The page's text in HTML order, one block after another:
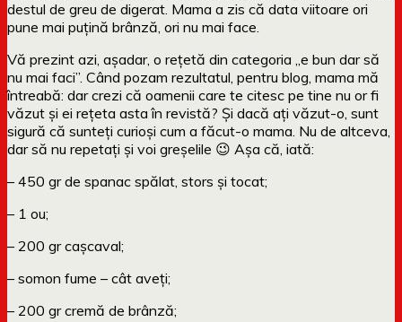
destul de greu de digerat. Mama a zis că data viitoare ori
pune mai puțină brânză, ori nu mai face.
Vă prezint azi, așadar, o rețetă din categoria „e bun dar să
nu mai faci”. Când pozam rezultatul, pentru blog, mama mă
întreabă: dar crezi că oamenii care te citesc pe tine nu or fi
văzut și ei rețeta asta în revistă? Și dacă ați văzut-o, sunt
sigură că sunteți curioși cum a făcut-o mama. Nu de altceva,
dar să nu repetați și voi greșelile 😉 Așa că, iată:
– 450 gr de spanac spălat, stors și tocat;
– 1 ou;
– 200 gr cașcaval;
– somon fume – cât aveți;
– 200 gr cremă de brânză;